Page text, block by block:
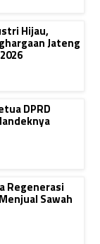
Hijau,
Jateng
DPRD
Regenerasi
Sawah